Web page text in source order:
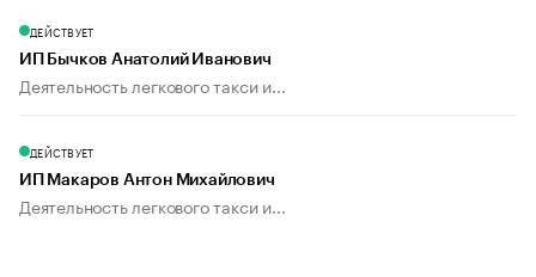
ДЕЙСТВУЕТ
ИП Бычков Анатолий Иванович
Деятельность легкового такси и...
ДЕЙСТВУЕТ
ИП Макаров Антон Михайлович
Деятельность легкового такси и...